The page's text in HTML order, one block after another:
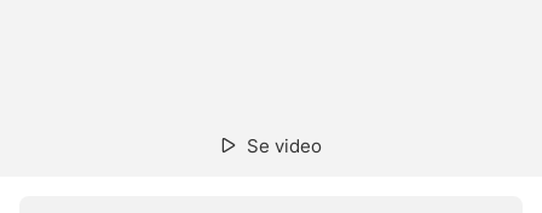
Se video